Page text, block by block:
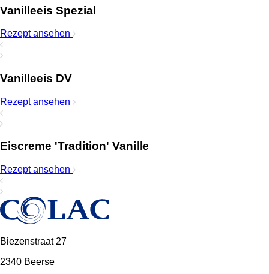
Vanilleeis Spezial
Rezept ansehen
Vanilleeis DV
Rezept ansehen
Eiscreme 'Tradition' Vanille
Rezept ansehen
Biezenstraat 27
2340 Beerse